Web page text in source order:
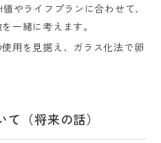
やライフプランに合わせて、
一緒に考えます。
用を見据え、ガラス化法で卵
（将来の話）